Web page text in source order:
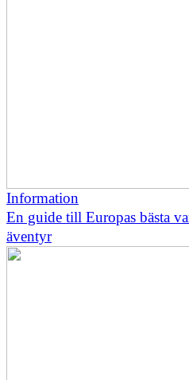
Information
En guide till Europas bästa
äventyr